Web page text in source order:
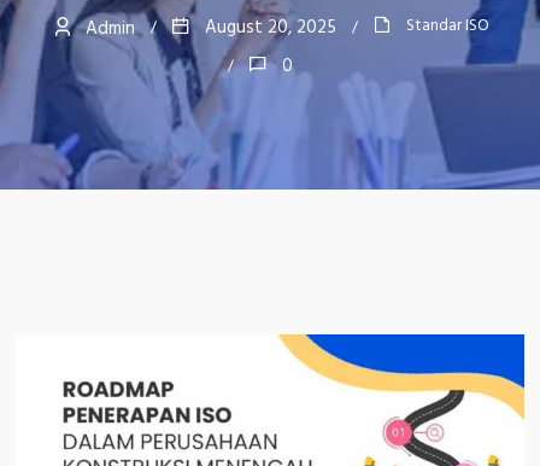
Admin August 20, 2025 Standar ISO
0